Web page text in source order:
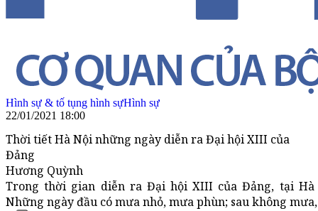
Hình sự & tố tụng hình sựHình sự
22/01/2021 18:00
Thời tiết Hà Nội những ngày diễn ra Đại hội XIII của
Đảng
Hương Quỳnh
Trong thời gian diễn ra Đại hội XIII của Đảng, tại
Những ngày đầu có mưa nhỏ, mưa phùn; sau không